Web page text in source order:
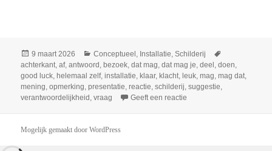
Geplaatst
op
9 maart 2026 Categorieën
Conceptueel Installatie ,Schilderij
achterkant ,af,antwoord ,bezoek ,dat mag ,dat mag je ,deel ,doen
good luck ,helemaal zelf,installatie ,klaar,klacht ,leuk ,mag ,mag dat
mening ,opmerking ,presentatie ,reactie ,schilderij ,suggestie
verantwoordelijkheid ,vraag Geeft een reactie
Mogelijk gemaakt door WordPress